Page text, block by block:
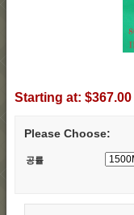
Starting at: $367.00
Please Choose:
공률